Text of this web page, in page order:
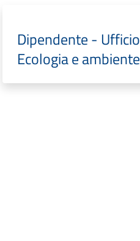
Dipendente - Ufficio
Ecologia e ambiente